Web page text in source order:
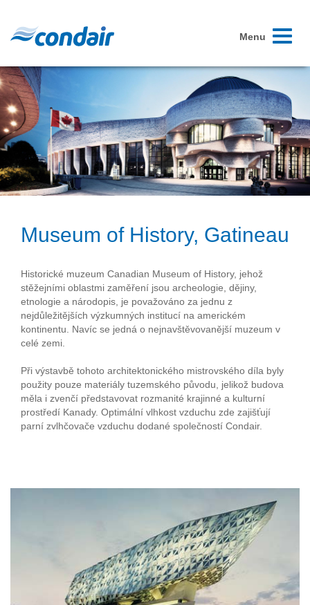
Toggle
Menu
Museum of History, Gatineau
Historické muzeum Canadian Museum of History, jehož
stěžejními oblastmi zaměření jsou archeologie, dějiny,
etnologie a národopis, je považováno za jednu z
nejdůležitějších výzkumných institucí na americkém
kontinentu. Navíc se jedná o nejnavštěvovanější muzeum v
celé zemi.
Při výstavbě tohoto architektonického mistrovského díla byly
použity pouze materiály tuzemského původu, jelikož budova
měla i zvenčí představovat rozmanité krajinné a kulturní
prostředí Kanady. Optimální vlhkost vzduchu zde zajišťují
parní zvlhčovače vzduchu dodané společností Condair.